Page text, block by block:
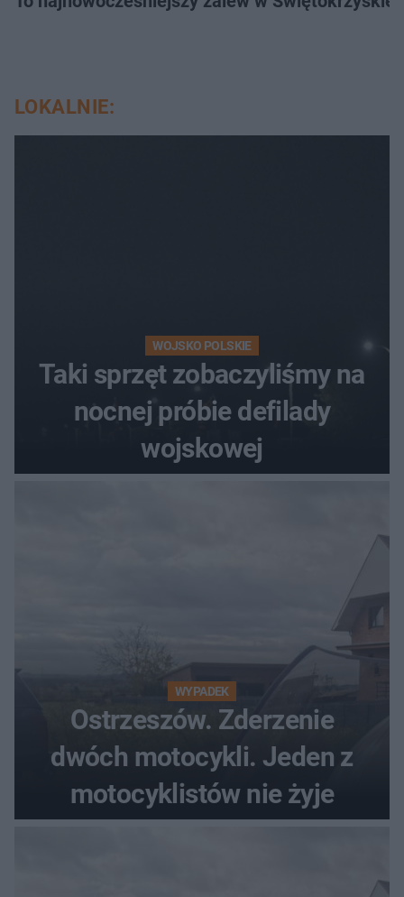
LOKALNIE:
WOJSKO POLSKIE
Taki sprzęt zobaczyliśmy na
nocnej próbie defilady
wojskowej
WYPADEK
Ostrzeszów. Zderzenie
dwóch motocykli. Jeden z
motocyklistów nie żyje